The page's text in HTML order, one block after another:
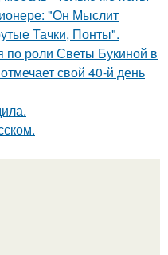
"Он Мыслит
Тачки, Понты".
по роли Светы Букиной в
свой 40-й день